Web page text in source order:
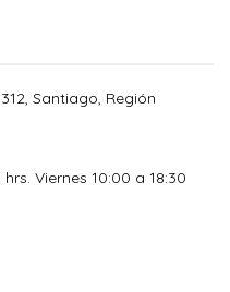
Santiago, Región
Viernes 10:00 a 18:30